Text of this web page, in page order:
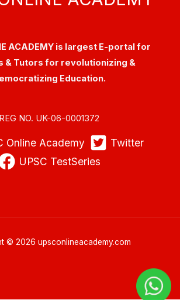
ACADEMY is largest E-portal for
& Tutors for revolutionizing &
Education.
REG NO. UK-06-0001372
Online Academy
Twitter
UPSC TestSeries
© 2026 upsconlineacademy.com